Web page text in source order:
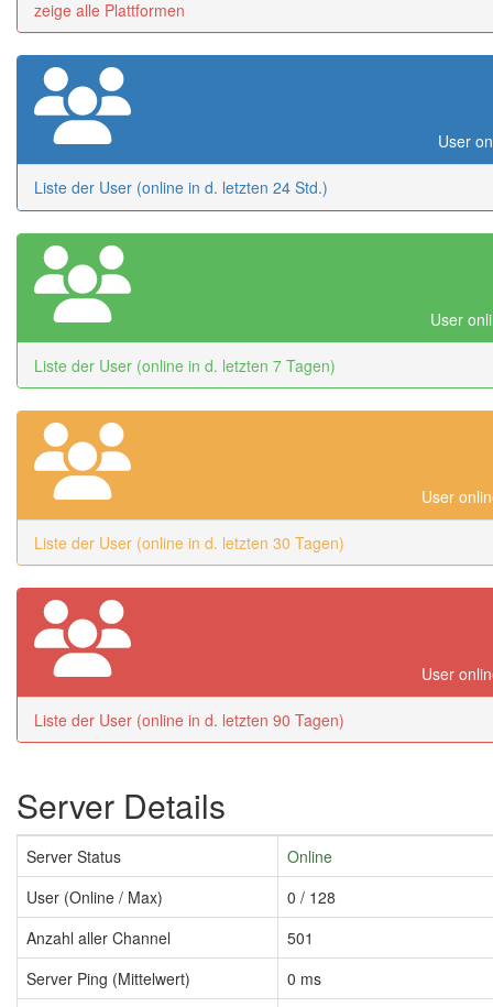
zeige alle Plattformen
User
Liste der User (online in d. letzten 24 Std.)
User
Liste der User (online in d. letzten 7 Tagen)
User
Liste der User (online in d. letzten 30 Tagen)
User
Liste der User (online in d. letzten 90 Tagen)
Server Details
Server Status
Online
User (Online / Max)
0 / 128
Anzahl aller Channel
501
Server Ping (Mittelwert)
0 ms